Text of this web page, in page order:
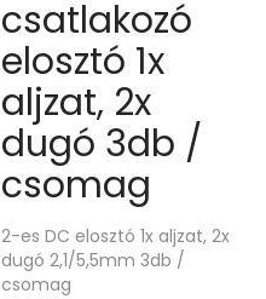
csatlakozó
elosztó 1x
aljzat, 2x
dugó 3db /
csomag
2-es DC elosztó 1x aljzat, 2x
dugó 2,1/5,5mm 3db /
csomag